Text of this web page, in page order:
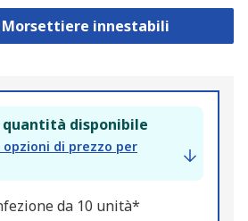
Morsettiere innestabili
quantità disponibile
opzioni di prezzo per
da 10 unità*